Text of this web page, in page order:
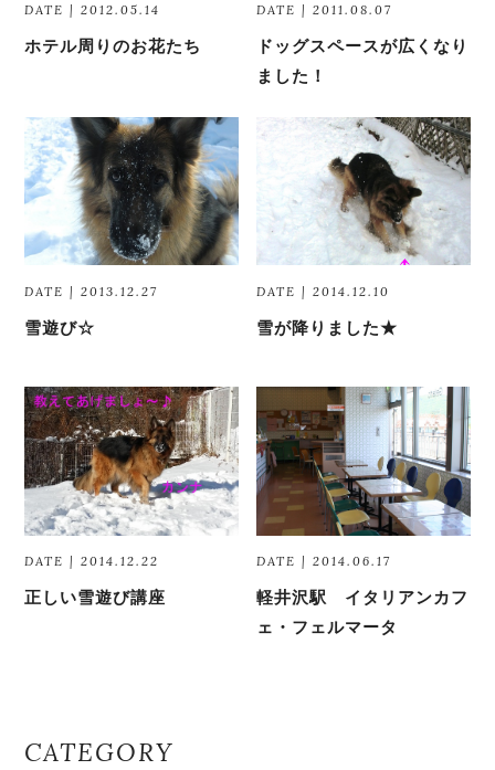
DATE | 2012.05.14
ホテル周りのお花たち
DATE | 2011.08.07
ドッグスペースが広くなり
ました！
DATE | 2013.12.27
雪遊び☆
DATE | 2014.12.10
雪が降りました★
DATE | 2014.12.22
正しい雪遊び講座
DATE | 2014.06.17
軽井沢駅 イタリアンカフ
ェ・フェルマータ
CATEGORY